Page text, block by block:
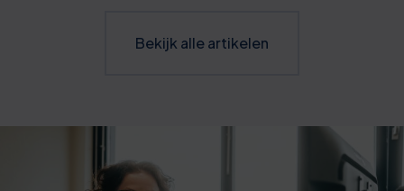
Bekijk alle artikelen